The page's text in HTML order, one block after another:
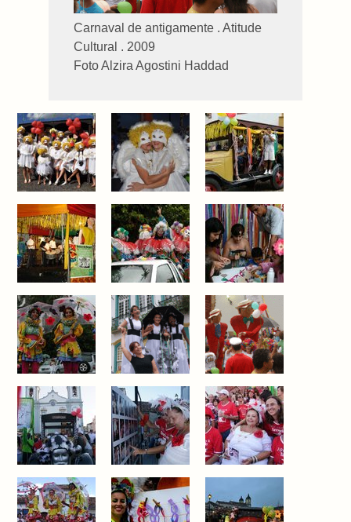
Carnaval de antigamente . Atitude
Cultural . 2009
Foto Alzira Agostini Haddad